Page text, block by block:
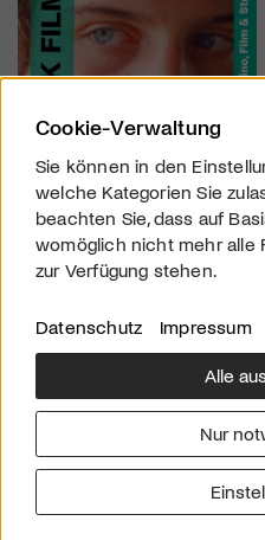
Über uns
Cookie-Verwaltung
Sie können in den
welche Kategorien Sie
beachten Sie, dass auf
womöglich nicht mehr alle
zur Verfügung stehen.
Datenschutz Impressum
Alle
Nur